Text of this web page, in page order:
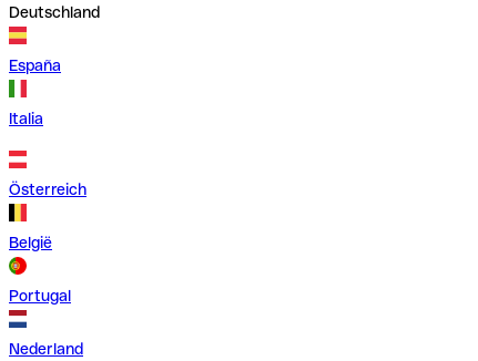
Deutschland
España
Italia
Österreich
België
Portugal
Nederland